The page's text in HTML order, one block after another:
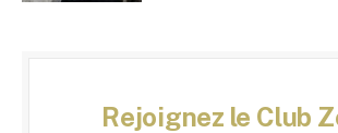
Rejoignez le Club